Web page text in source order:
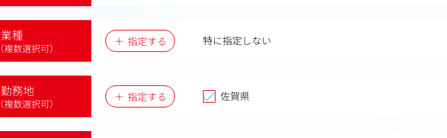
業種
（複数選択可）
指定する 特に指定しない
勤務地
（複数選択可）
指定する 佐賀県